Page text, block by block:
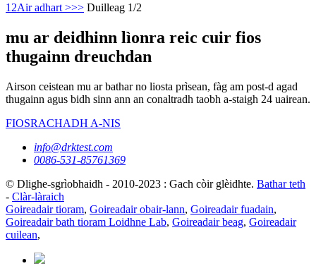
1 2Air adhart >>> Duilleag 1/2
mu ar deidhinn lìonra reic cuir fios
thugainn dreuchdan
Airson ceistean mu ar bathar no liosta prìsean, fàg am post-d agad
thugainn agus bidh sinn ann an conaltradh taobh a-staigh 24 uairean.
FIOSRACHADH A-NIS
info@drktest.com
0086-531-85761369
© Dlighe-sgrìobhaidh - 2010-2023 : Gach còir glèidhte. Bathar teth
- Clàr-làraich
Goireadair tioram, Goireadair obair-lann, Goireadair fuadain,
Goireadair bath tioram Loidhne Lab, Goireadair beag, Goireadair
cuilean,